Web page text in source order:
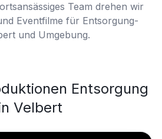
Team drehen wir
Eventfilme für Entsorgung-
und Umgebung.
Entsorgung
Velbert